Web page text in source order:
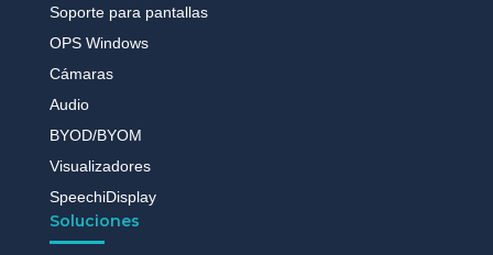
Soporte para pantallas
OPS Windows
Cámaras
Audio
BYOD/BYOM
Visualizadores
SpeechiDisplay
Soluciones